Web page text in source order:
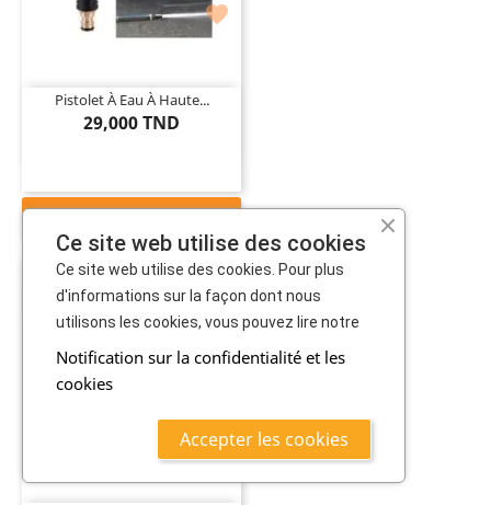

Pistolet À Eau À Haute...
29,000 TND
AJOUTER AU PANIER

PROMO !
Ce site web utilise des cookies
Ce site web utilise des cookies. Pour plus
d'informations sur la façon dont nous
utilisons les cookies, vous pouvez lire notre
Notification sur la confidentialité et les
cookies
Accepter les cookies